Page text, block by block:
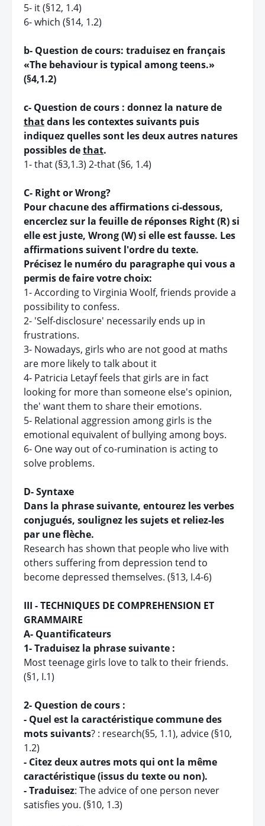
5- it (§12, 1.4)
6- which (§14, 1.2)
b- Question de cours: traduisez en français
«The behaviour is typical among teens.»
(§4,1.2)
c- Question de cours : donnez la nature de
thatdans les contextes suivants puis
indiquez quelles sont les deux autres natures
possibles dethat.
1- that (§3,1.3) 2-that (§6, 1.4)
C- Right or Wrong?
Pour chacune des affirmations ci-dessous,
encerclez sur la feuille de réponses Right (R) si
elle est juste, Wrong (W) si elle est fausse. Les
affirmations suivent l'ordre du texte.
Précisez le numéro du paragraphe qui vous a
permis de faire votre choix:
1- According to Virginia Woolf, friends provide a
possibility to confess.
2- 'Self-disclosure' necessarily ends up in
frustrations.
3- Nowadays, girls who are not good at maths
are more likely to talk about it
4- Patricia Letayf feels that girls are in fact
looking for more than someone else's opinion,
the' want them to share their emotions.
5- Relational aggression among girls is the
emotional equivalent of bullying among boys.
6- One way out of co-rumination is acting to
solve problems.
D- Syntaxe
Dans la phrase suivante, entourez les verbes
conjugués, soulignez les sujets et reliez-les
par une flèche.
Research has shown that people who live with
others suffering from depression tend to
become depressed themselves. (§13, I.4-6)
III - TECHNIQUES DE COMPREHENSION ET
GRAMMAIRE
A- Quantificateurs
1- Traduisez la phrase suivante :
Most teenage girls love to talk to their friends.
(§1, I.1)
2- Question de cours :
- Quel est la caractéristique commune des
mots suivants? : research(§5, 1.1), advice (§10,
1.2)
- Citez deux autres mots qui ont la même
caractéristique (issus du texte ou non).
- Traduisez: The advice of one person never
satisfies you. (§10, 1.3)